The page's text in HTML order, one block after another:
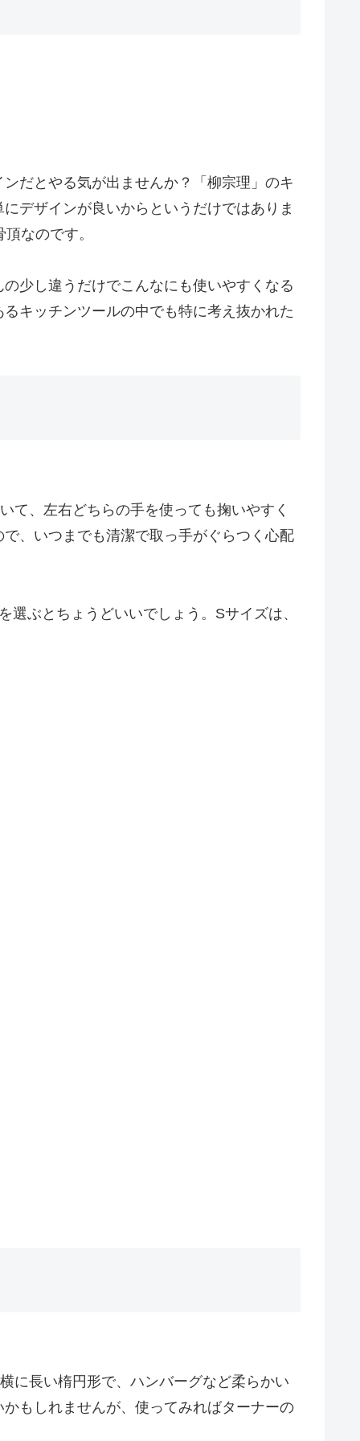
だとやる気が出ませんか？「柳宗理」のキ
デザインが良いからというだけではありま
なのです。
少し違うだけでこんなにも使いやすくなる
キッチンツールの中でも特に考え抜かれた
て、左右どちらの手を使っても掬いやすく
、いつまでも清潔で取っ手がぐらつく心配
ぶとちょうどいいでしょう。Sサイズは、
に長い楕円形で、ハンバーグなど柔らかい
もしれませんが、使ってみればターナーの